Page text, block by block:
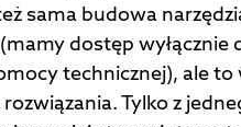
sama budowa
dostęp wyłącznie
technicznej), ale to
Tylko z